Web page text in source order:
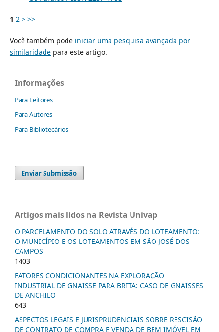
1 2 > >>
Você também pode iniciar uma pesquisa avançada por
similaridadepara este artigo.
Informações
Para Leitores
Para Autores
Para Bibliotecários
Enviar Submissão
Artigos mais lidos na Revista Univap
O PARCELAMENTO DO SOLO ATRAVÉS DO LOTEAMENTO:
O MUNICÍPIO E OS LOTEAMENTOS EM SÃO JOSÉ DOS
CAMPOS
1403
FATORES CONDICIONANTES NA EXPLORAÇÃO
INDUSTRIAL DE GNAISSE PARA BRITA: CASO DE GNAISSES
DE ANCHILO
643
ASPECTOS LEGAIS E JURISPRUDENCIAIS SOBRE RESCISÃO
DE CONTRATO DE COMPRA E VENDA DE BEM IMÓVEL EM